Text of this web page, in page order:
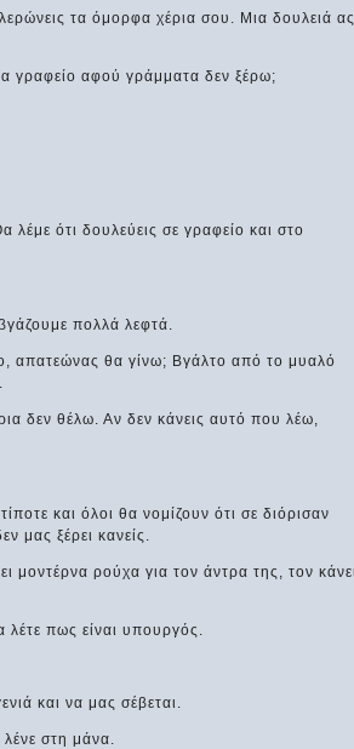
τα όμορφα χέρια σου. Μια δουλειά ας
γραφείο αφού γράμματα δεν ξέρω;
ότι δουλεύεις σε γραφείο και στο
πολλά λεφτά.
απατεώνας θα γίνω; Βγάλτο από το μυαλό
δεν θέλω. Αν δεν κάνεις αυτό που λέω,
και όλοι θα νομίζουν ότι σε διόρισαν
μας ξέρει κανείς.
μοντέρνα ρούχα για τον άντρα της, τον
πως είναι υπουργός.
και να μας σέβεται.
λένε στη μάνα.